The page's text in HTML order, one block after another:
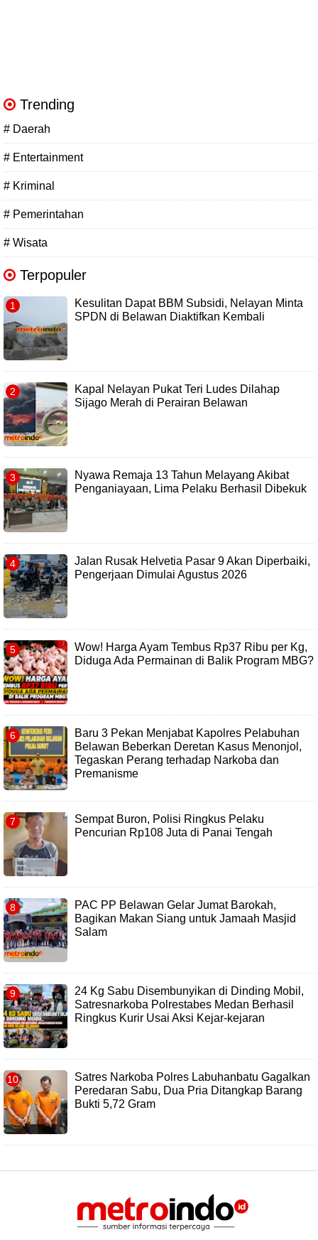
Trending
# Daerah
# Entertainment
# Kriminal
# Pemerintahan
# Wisata
Terpopuler
Kesulitan Dapat BBM Subsidi, Nelayan Minta
SPDN di Belawan Diaktifkan Kembali
Kapal Nelayan Pukat Teri Ludes Dilahap
Sijago Merah di Perairan Belawan
Nyawa Remaja 13 Tahun Melayang Akibat
Penganiayaan, Lima Pelaku Berhasil Dibekuk
Jalan Rusak Helvetia Pasar 9 Akan Diperbaiki,
Pengerjaan Dimulai Agustus 2026
Wow! Harga Ayam Tembus Rp37 Ribu per Kg,
Diduga Ada Permainan di Balik Program MBG?
Baru 3 Pekan Menjabat Kapolres Pelabuhan
Belawan Beberkan Deretan Kasus Menonjol,
Tegaskan Perang terhadap Narkoba dan
Premanisme
Sempat Buron, Polisi Ringkus Pelaku
Pencurian Rp108 Juta di Panai Tengah
PAC PP Belawan Gelar Jumat Barokah,
Bagikan Makan Siang untuk Jamaah Masjid
Salam
24 Kg Sabu Disembunyikan di Dinding Mobil,
Satresnarkoba Polrestabes Medan Berhasil
Ringkus Kurir Usai Aksi Kejar-kejaran
Satres Narkoba Polres Labuhanbatu Gagalkan
Peredaran Sabu, Dua Pria Ditangkap Barang
Bukti 5,72 Gram